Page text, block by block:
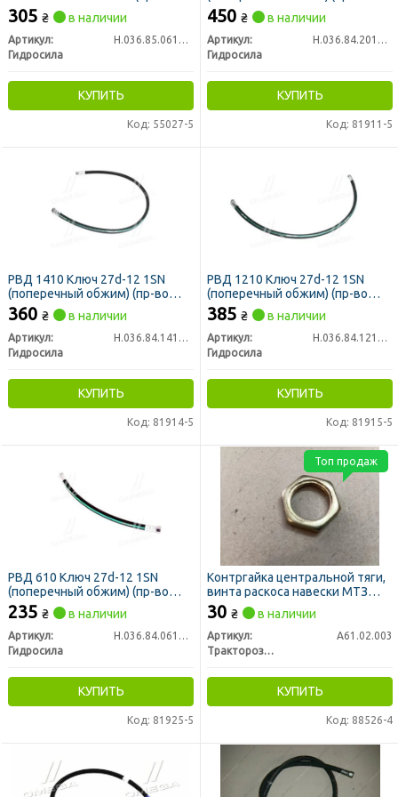
Гидросила)
305 ₴ в наличии
Артикул:
Н.036.85.0610 1SN
Гидросила
КУПИТЬ
Код: 55027-5
Гидросила)
450 ₴ в наличии
Артикул:
Н.036.84.2010 1SN
Гидросила
КУПИТЬ
Код: 81911-5
РВД 1410 Ключ 27d-12 1SN
(поперечный обжим) (пр-во
Гидросила)
360 ₴ в наличии
Артикул:
Н.036.84.1410 1SN
Гидросила
КУПИТЬ
Код: 81914-5
РВД 1210 Ключ 27d-12 1SN
(поперечный обжим) (пр-во
Гидросила)
385 ₴ в наличии
Артикул:
Н.036.84.1210 1SN
Гидросила
КУПИТЬ
Код: 81915-5
РВД 610 Ключ 27d-12 1SN
(поперечный обжим) (пр-во
Гидросила)
235 ₴ в наличии
Артикул:
Н.036.84.0610 1SN
Гидросила
КУПИТЬ
Код: 81925-5
Контргайка центральной тяги,
винта раскоса навески МТЗ
М30х3 H=8мм (пр-во РЗТ г.
Ромны)
30 ₴ в наличии
Артикул:
А61.02.003
Тракторозапчасть г. Ромны
КУПИТЬ
Код: 88526-4
Топ продаж